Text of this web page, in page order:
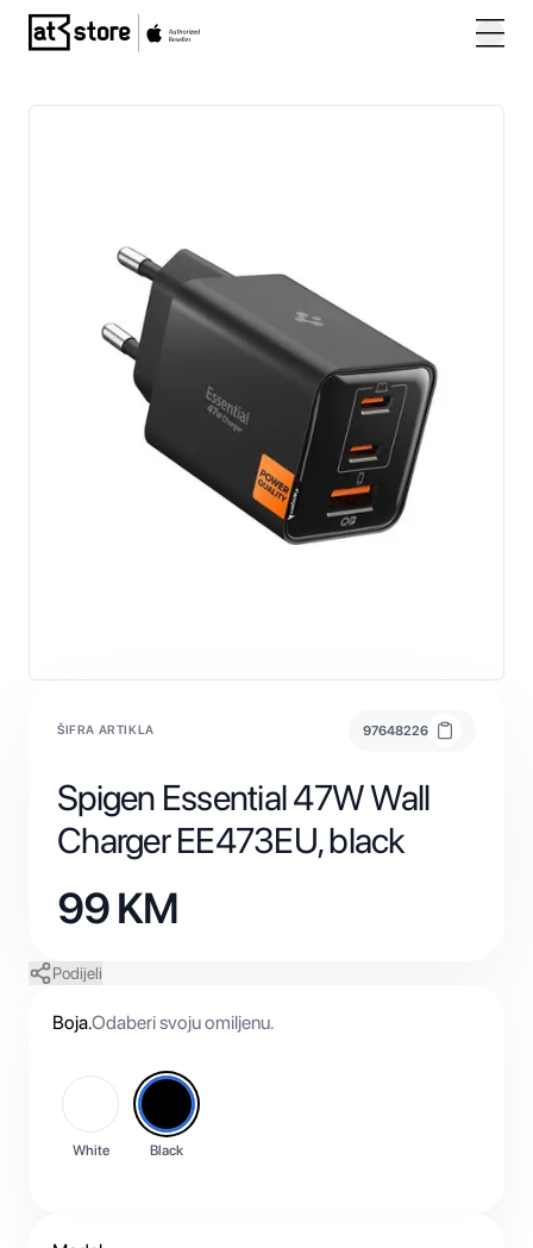
Posjetite početnu stranicu AT Store
ŠIFRA ARTIKLA 97648226
Spigen Essential 47W Wall
Charger EE473EU, black
99KM
Podijeli
Boja.Odaberi svoju omiljenu.
White Black